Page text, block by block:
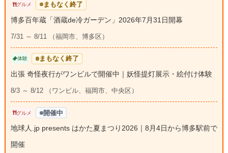
グルメ まもなく終了
博多百年蔵「酒蔵de冷ガーデン」2026年7月31日開幕
7/31 ～ 8/11 （福岡市、博多区）
体験 まもなく終了
出張 奇怪夜行がワンビルで開催中｜妖怪提灯展示・絵付け体験
8/3 ～ 8/12 （ワンビル、福岡市、中央区）
グルメ 開催中
地球人.jp presents はかた夏まつり2026｜8月4日から博多駅前で
開催